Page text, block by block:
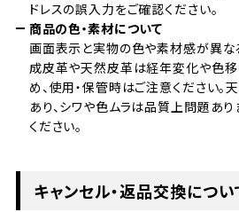
ドレスの誤入力をご確認ください。
商品の色・素材について
画面表示と実物の色や素材感が異な
成皮革や天然皮革は経年変化や色
め、使用・保管時はご注意ください
あり、シワや色ムラは品質上問題あ
ください。
キャンセル・返品交換につい